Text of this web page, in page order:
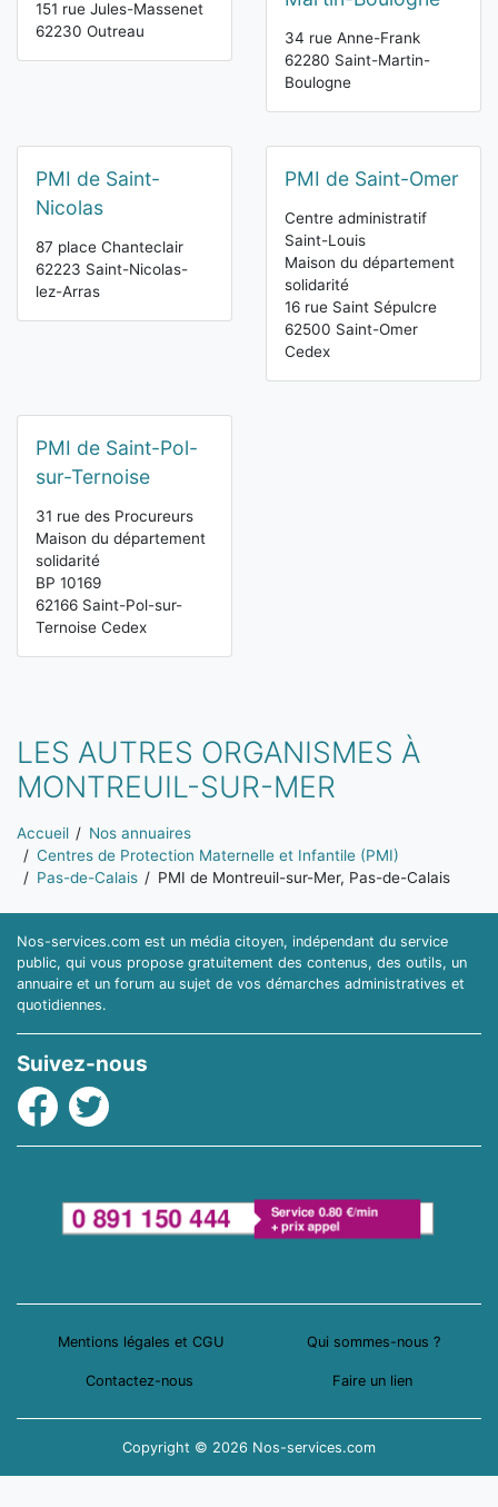
151 rue Jules-Massenet
62230 Outreau
34 rue Anne-Frank
62280 Saint-Martin-
Boulogne
PMI de Saint-
Nicolas
87 place Chanteclair
62223 Saint-Nicolas-
lez-Arras
PMI de Saint-Omer
Centre administratif
Saint-Louis
Maison du département
solidarité
16 rue Saint Sépulcre
62500 Saint-Omer
Cedex
PMI de Saint-Pol-
sur-Ternoise
31 rue des Procureurs
Maison du département
solidarité
BP 10169
62166 Saint-Pol-sur-
Ternoise Cedex
LES AUTRES ORGANISMES À
MONTREUIL-SUR-MER
Vous êtes ici:
Accueil
Nos annuaires
Centres de Protection Maternelle et Infantile (PMI)
Pas-de-Calais
PMI de Montreuil-sur-Mer, Pas-de-Calais
Nos-services.com est un média citoyen, indépendant du service
public, qui vous propose gratuitement des contenus, des outils, un
annuaire et un forum au sujet de vos démarches administratives et
quotidiennes.
Suivez-nous
Facebook
Twitter
Mentions légales et CGU Qui sommes-nous ?
Contactez-nous Faire un lien
Copyright © 2026 Nos-services.com